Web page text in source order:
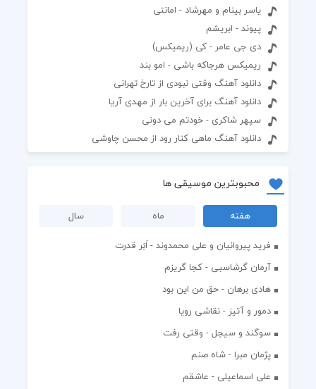
یاسر بینام و مهرشاد - امانتی
پیوند - ابریشم
دی جی عامر - کی (ریمیکس)
ریمیکس هرجاکه باشى - امو بند
دانلود آهنگ وقتی نبودی از تارخ تهرانی
دانلود آهنگ برای آخرین بار از مهدی آریا
سپهر شاکری - خودتم می دونی
دانلود آهنگ ماهی کنار رود از محسن چاوشی
محبوبترین موسیقی ها
هفته ماه
سال
فرید پیروانیان و علی محمدوند - اَبَر قدرت
آرمان گرشاسبی - کجا گریزم
هادی برهان - حق من این بود
دمور و آتیز - نقاشی رویا
سوگند و سیجل - وقتی رفت
پژمان مبرا - شاه صنم
علی اسماعیلی - عاشقم